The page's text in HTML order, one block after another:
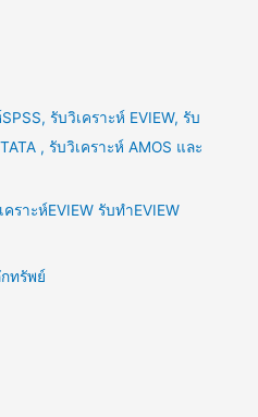
รับวิเคราะห์ EVIEW, รับ
, รับวิเคราะห์ AMOS และ
ราะห์EVIEW รับทำEVIEW
ทรัพย์